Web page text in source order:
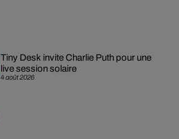
4 août 2026
Tiny Desk invite Charlie Puth pour une
live session solaire